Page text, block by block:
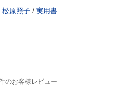
松原照子 / 実用書
のお客様レビュー